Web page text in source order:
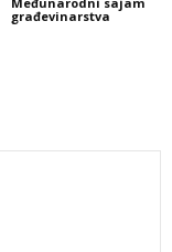
građevinarstva